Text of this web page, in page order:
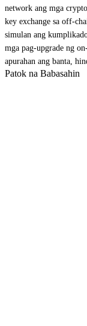
network ang mga
key exchange sa off-
simulan ang
mga pag-upgrade ng
apurahan ang banta,
Patok na Babasahin